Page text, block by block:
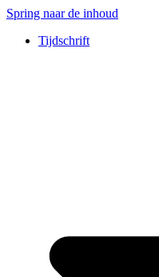
Spring naar de inhoud
Tijdschrift